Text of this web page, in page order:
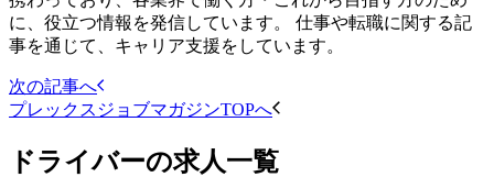
に、役立つ情報を発信しています。 仕事や転職に関する記
事を通じて、キャリア支援をしています。
次の記事へ
プレックスジョブマガジンTOPへ
ドライバーの求人一覧